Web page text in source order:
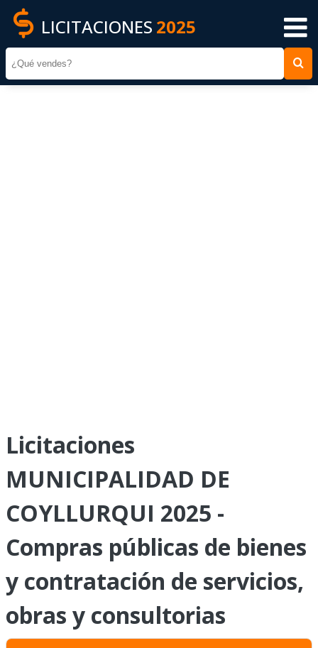
LICITACIONES 2025
Licitaciones
MUNICIPALIDAD DE
COYLLURQUI 2025 -
Compras públicas de bienes
y contratación de servicios,
obras y consultorias